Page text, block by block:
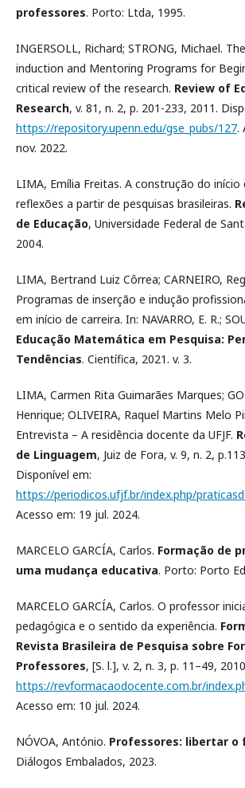
professores. Porto: Ltda, 1995.
INGERSOLL, Richard; STRONG, Michael.
induction and Mentoring Programs for
critical review of the research. Review of
Research, v. 81, n. 2, p. 201-233, 2011.
https://repository.upenn.edu/gse_pubs/127.
nov. 2022.
LIMA, Emília Freitas. A construção do início
reflexões a partir de pesquisas brasileiras.
de Educação, Universidade Federal de
2004.
LIMA, Bertrand Luiz Côrrea; CARNEIRO,
Programas de inserção e indução
em início de carreira. In: NAVARRO, E. R.;
Educação Matemática em Pesquisa:
Tendências. Científica, 2021. v. 3.
LIMA, Carmen Rita Guimarães Marques;
Henrique; OLIVEIRA, Raquel Martins Melo
Entrevista – A residência docente da UFJF.
de Linguagem, Juiz de Fora, v. 9, n. 2,
Disponível em:
https://periodicos.ufjf.br/index.php/
Acesso em: 19 jul. 2024.
MARCELO GARCÍA, Carlos. Formação de
uma mudança educativa. Porto: Porto
MARCELO GARCÍA, Carlos. O professor
pedagógica e o sentido da experiência.
Revista Brasileira de Pesquisa sobre
Professores, [S. l.], v. 2, n. 3, p. 11–49,
https://revformacaodocente.com.br/
Acesso em: 10 jul. 2024.
NÓVOA, António. Professores: libertar o
Diálogos Embalados, 2023.